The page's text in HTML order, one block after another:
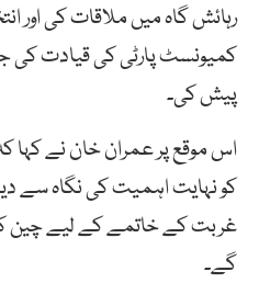
رہائش گاہ میں ملاقات کی اور
کمیونسٹ پارٹی کی قیادت کی
پیش کی۔
اس موقع پر عمران خان نے کہا
کو نہایت اہمیت کی نگاہ سے
غربت کے خاتمے کے لیے چین
گے۔